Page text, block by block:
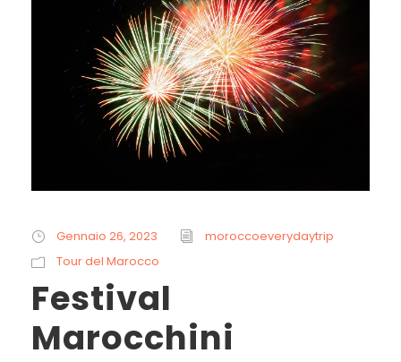
Gennaio 26, 2023
moroccoeverydaytrip
Tour del Marocco
Festival
Marocchini